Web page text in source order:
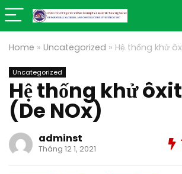
Home » Uncategorized » Hệ thống khử
Uncategorized
Hệ thống khử
(De NOx)
adminst
Tháng 12 1, 2021